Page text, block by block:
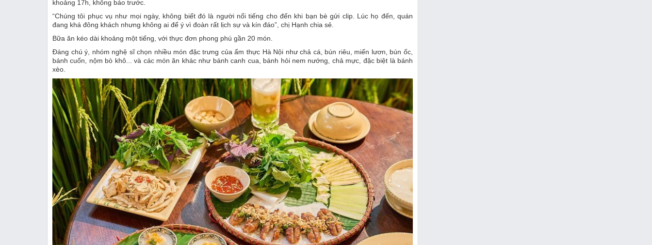
khoảng 17h, không báo trước.
“Chúng tôi phục vụ như mọi ngày, không biết đó là người nổi tiếng cho đến khi bạn bè gửi clip. Lúc họ đến, quán
đang khá đông khách nhưng không ai để ý vì đoàn rất lịch sự và kín đáo”, chị Hạnh chia sẻ.
Bữa ăn kéo dài khoảng một tiếng, với thực đơn phong phú gần 20 món.
Đáng chú ý, nhóm nghệ sĩ chọn nhiều món đặc trưng của ẩm thực Hà Nội như chả cá, bún riêu, miến lươn, bún ốc,
bánh cuốn, nộm bò khô... và các món ăn khác như bánh canh cua, bánh hỏi nem nướng, chả mực, đặc biệt là bánh
xèo.